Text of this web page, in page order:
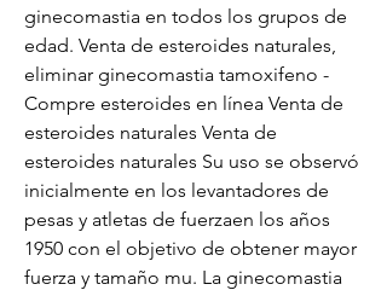
ginecomastia en todos los grupos de
edad. Venta de esteroides naturales,
eliminar ginecomastia tamoxifeno -
Compre esteroides en línea Venta de
esteroides naturales Venta de
esteroides naturales Su uso se observó
inicialmente en los levantadores de
pesas y atletas de fuerzaen los años
1950 con el objetivo de obtener mayor
fuerza y tamaño mu. La ginecomastia